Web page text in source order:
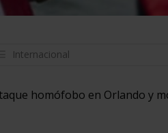
Internacional
homófobo en Orlando y